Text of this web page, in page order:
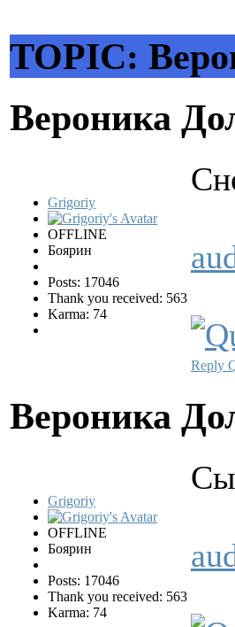
TOPIC:
Вероника
Grigoriy
OFFLINE
Боярин
Posts: 17046
Thank you received: 563
Karma: 74
Reply
Вероника
Grigoriy
OFFLINE
Боярин
Posts: 17046
Thank you received: 563
Karma: 74